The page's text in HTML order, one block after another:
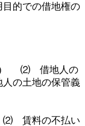
での借地権の
項) ⑵ 借地人の
の土地の保管義
賃料の不払い